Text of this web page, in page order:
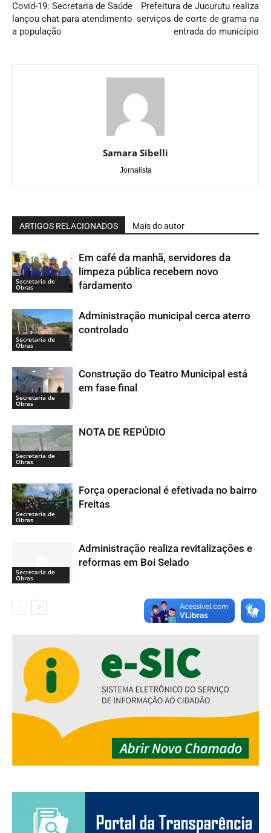
Covid-19: Secretaria de Saúde
lançou chat para atendimento
a população
Prefeitura de Jucurutu realiza
serviços de corte de grama na
entrada do município
Samara Sibelli
Jornalista
ARTIGOS RELACIONADOS Mais do autor
Secretaria de
Obras
Em café da manhã, servidores da
limpeza pública recebem novo
fardamento
Secretaria de
Obras
Administração municipal cerca aterro
controlado
Secretaria de
Obras
Construção do Teatro Municipal está
em fase final
Secretaria de
Obras
NOTA DE REPÚDIO
Secretaria de
Obras
Força operacional é efetivada no bairro
Freitas
Secretaria de
Obras
Administração realiza revitalizações e
reformas em Boi Selado